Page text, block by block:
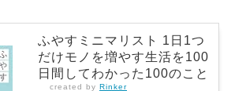
ふやすミニマリスト 1日1つ
だけモノを増やす生活を100
日間してわかった100のこと
created by Rinker